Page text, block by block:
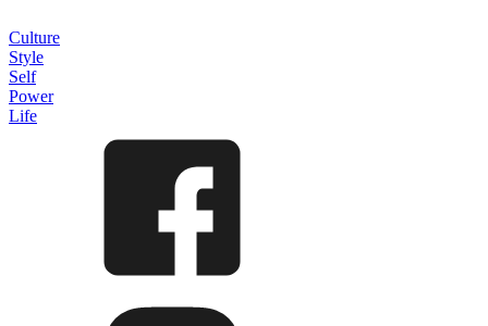
Culture
Style
Self
Power
Life